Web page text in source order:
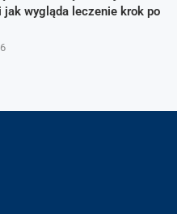
jak wygląda leczenie krok po